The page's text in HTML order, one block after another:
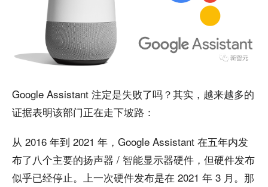
Google Assistant 注定是失败了吗？其实，越来越多的
证据表明该部门正在走下坡路：
从 2016 年到 2021 年，Google Assistant 在五年内发
布了八个主要的扬声器 / 智能显示器硬件，但硬件发布
似乎已经停止。上一次硬件发布是在 2021 年 3 月。那